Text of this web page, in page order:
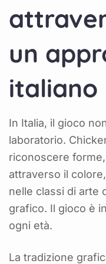
un
italiano
In Italia, il gioco
laboratorio.
riconoscere
attraverso il
nelle classi di arte
grafico. Il gioco è
ogni età.
La tradizione